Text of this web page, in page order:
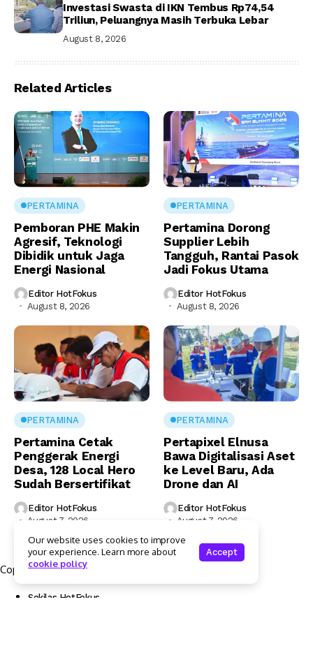
Investasi Swasta di IKN Tembus Rp74,54
Triliun, Peluangnya Masih Terbuka Lebar
August 8, 2026
Related Articles
PERTAMINA
Pemboran PHE Makin
Agresif, Teknologi
Dibidik untuk Jaga
Energi Nasional
Editor HotFokus
August 8, 2026
PERTAMINA
Pertamina Dorong
Supplier Lebih
Tangguh, Rantai Pasok
Jadi Fokus Utama
Editor HotFokus
August 8, 2026
PERTAMINA
Pertamina Cetak
Penggerak Energi
Desa, 128 Local Hero
Sudah Bersertifikat
Editor HotFokus
August 7, 2026
PERTAMINA
Pertapixel Elnusa
Bawa Digitalisasi Aset
ke Level Baru, Ada
Drone dan AI
Editor HotFokus
August 7, 2026
Copyright © 2025 Hotfokus.com | All rights reserved
Sekilas HotFokus
Our website uses cookies to improve
your experience. Learn more about
cookie policy
Accept